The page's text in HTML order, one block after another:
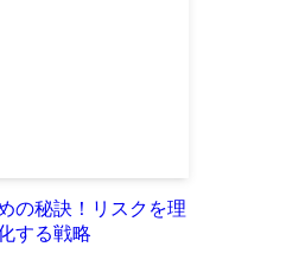
の秘訣！リスクを理
する戦略